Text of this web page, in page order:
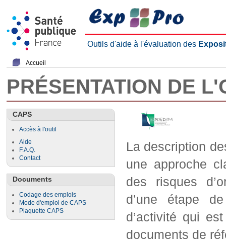
Outils d'aide à l'évaluation des
Accueil
PRÉSENTATION DE
CAPS
Accès à l'outil
Aide
F.A.Q.
Contact
Documents
Codage des emplois
Mode d'emploi de CAPS
Plaquette CAPS
La description
une approche
des risques
d’une étape
d’activité qui
documents de